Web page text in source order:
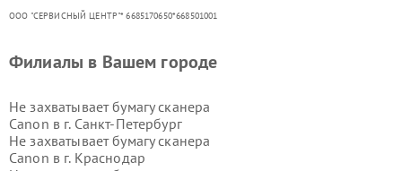
ООО "СЕРВИСНЫЙ ЦЕНТР"* 6685170650*668501001
Филиалы в Вашем городе
Не захватывает бумагу сканера
Canon в г. Санкт-Петербург
Не захватывает бумагу сканера
Canon в г. Краснодар